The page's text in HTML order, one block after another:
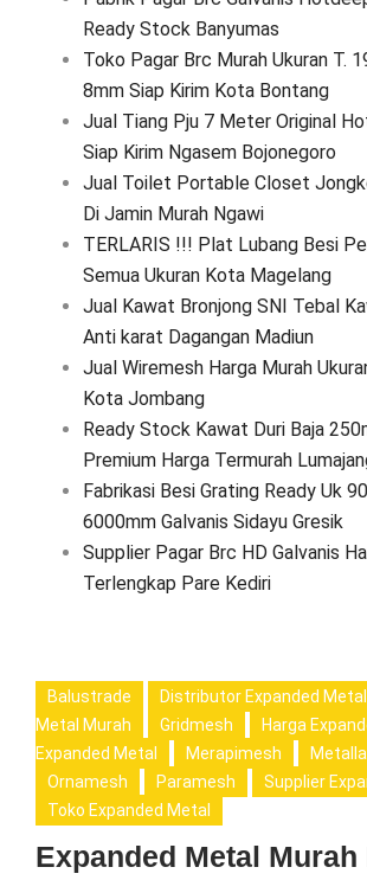
Ready Stock Banyumas
Toko Pagar Brc Murah Ukuran T.
8mm Siap Kirim Kota Bontang
Jual Tiang Pju 7 Meter Original
Siap Kirim Ngasem Bojonegoro
Jual Toilet Portable Closet
Di Jamin Murah Ngawi
TERLARIS !!! Plat Lubang Besi
Semua Ukuran Kota Magelang
Jual Kawat Bronjong SNI Tebal
Anti karat Dagangan Madiun
Jual Wiremesh Harga Murah
Kota Jombang
Ready Stock Kawat Duri Baja
Premium Harga Termurah
Fabrikasi Besi Grating Ready Uk
6000mm Galvanis Sidayu Gresik
Supplier Pagar Brc HD Galvanis
Terlengkap Pare Kediri
Balustrade Distributor Expanded Metal
Metal Murah
Gridmesh Harga
Expanded Metal
Merapimesh
Ornamesh
Paramesh
Supplier
Toko Expanded Metal
Expanded Metal Murah